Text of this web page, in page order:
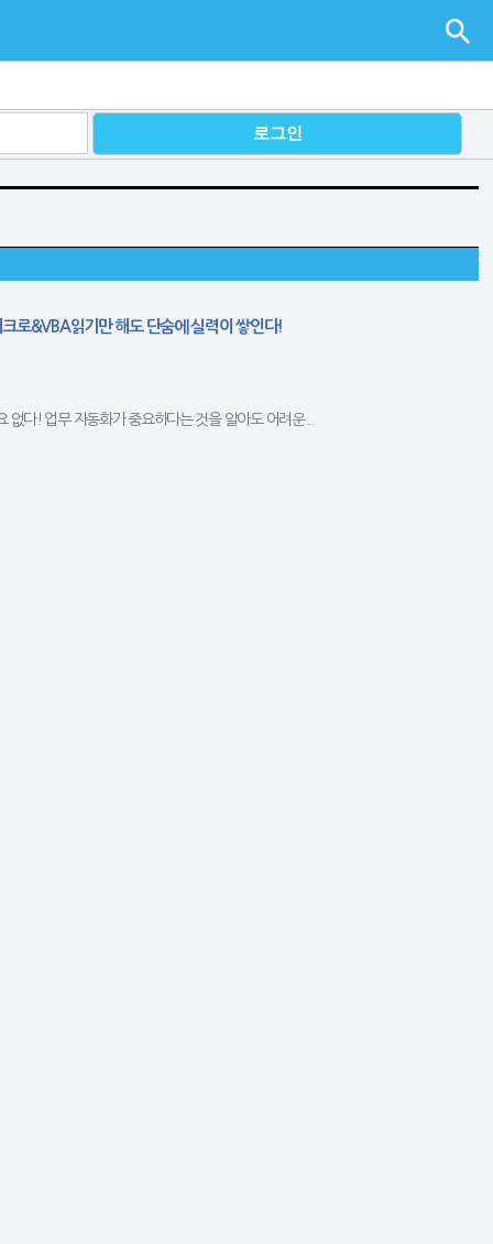
로&VBA읽기만 해도 단숨에 실력이 쌓인다!
다! 업무 자동화가 중요하다는 것을 알아도 어려운...